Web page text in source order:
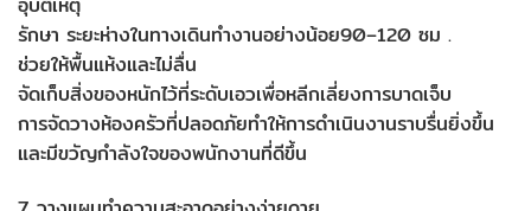
รักษา ระยะห่างในทางเดินทำงานอย่างน้อย90–120 ซม .
ช่วยให้พื้นแห้งและไม่ลื่น
จัดเก็บสิ่งของหนักไว้ที่ระดับเอวเพื่อหลีกเลี่ยงการบาดเจ็บ
การจัดวางห้องครัวที่ปลอดภัยทำให้การดำเนินงานราบรื่นยิ่งขึ้น
และมีขวัญกำลังใจของพนักงานที่ดีขึ้น